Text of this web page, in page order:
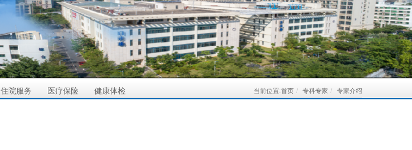
住院服务 医疗保险 健康体检 当前位置:首页 专科专家 专家介绍